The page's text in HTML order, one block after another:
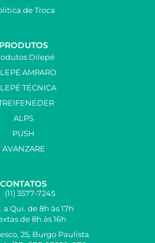
de Troca
PRODUTOS
Dilepé
AMPARO
TÉCNICA
ALPS
PUSH
AVANZARE
CONTATOS
(11) 3577-7245
a Qui. de 8h às 17h
de 8h às 16h
25, Burgo Paulista